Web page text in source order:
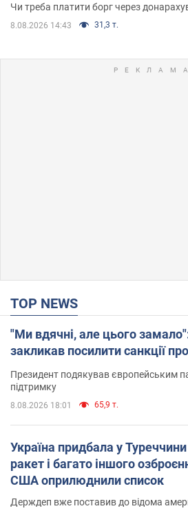
Чи треба платити борг через
8.08.2026 14:43 31,3 т.
TOP NEWS
"Ми вдячні, але цього
закликав посилити санкції
Президент подякував європейським
підтримку
8.08.2026 18:01 65,9 т.
Україна придбала у
ракет і багато іншого
США оприлюднили список
Держдеп вже поставив до відома